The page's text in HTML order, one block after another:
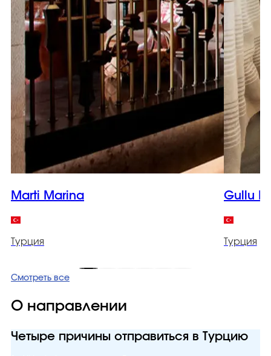
Marti Marina
Турция
Gullu
Турция
Смотреть все
О направлении
Четыре причины отправиться в Турцию